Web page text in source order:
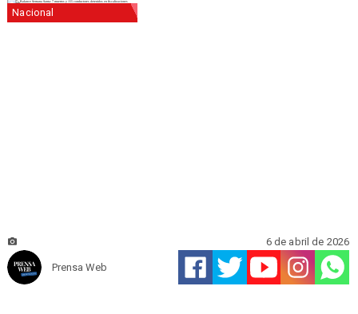
Nacional
Prensa Web
6 de abril de 2026